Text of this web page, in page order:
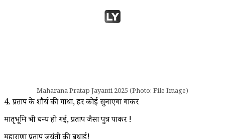
Maharana Pratap Jayanti 2025 (Photo: File Image)
4. प्रताप के शौर्य की गाथा, हर कोई सुनाएगा गाकर
मातृभूमि भी धन्य हो गई, प्रताप जैसा पुत्र पाकर !